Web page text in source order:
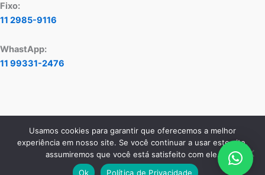
Fixo:
11 2985-9116
WhastApp:
11 99331-2476
Copyright © 2026 Assistência Técnica Electrolux - Central de
Atendimento:11 2985-9116- WhatsApp: 11 99331-2476
Usamos cookies para garantir que oferecemos a melhor
experiência em nosso site. Se você continuar a usar este site,
assumiremos que você está satisfeito com ele.
Ok
Política de Privacidade